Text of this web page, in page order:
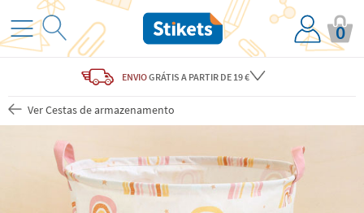
0
ENVIOGRÁTIS A PARTIR DE 19 €
Ver Cestas de armazenamento